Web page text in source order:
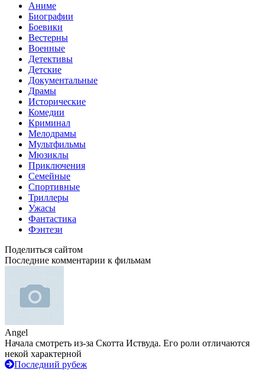
Аниме
Биографии
Боевики
Вестерны
Военные
Детективы
Детские
Документальные
Драмы
Исторические
Комедии
Криминал
Мелодрамы
Мультфильмы
Мюзиклы
Приключения
Семейные
Спортивные
Триллеры
Ужасы
Фантастика
Фэнтези
Поделиться сайтом
Последние комментарии к фильмам
Angel
Начала смотреть из-за Скотта Иствуда. Его роли отличаются
некой характерной
Последний рубеж